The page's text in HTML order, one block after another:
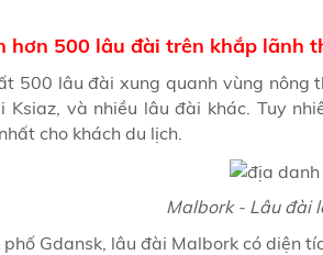
hơn 500 lâu đài trên khắp lãnh
500 lâu đài xung quanh vùng nông
Ksiaz, và nhiều lâu đài khác. Tuy
cho khách du lịch.
Malbork - Lâu đài
Gdansk, lâu đài Malbork có diện